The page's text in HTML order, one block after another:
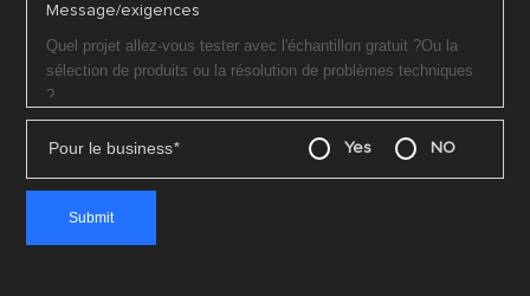
Message/exigences
Pour le business* Yes NO